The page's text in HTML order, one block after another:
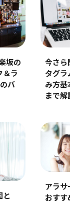
坂の
＆ラ
バ
今さら
タグラ
み方基
まで解
と
アラサ
おすす